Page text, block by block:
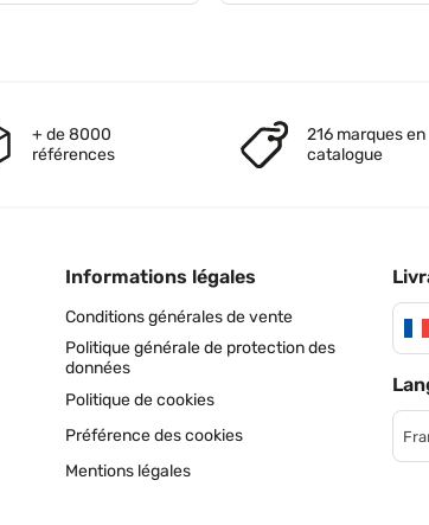
+ de 8000
références
216 marques en
catalogue
Informations légales
Conditions générales de vente
Politique générale de protection des
données
Politique de cookies
Préférence des cookies
Mentions légales